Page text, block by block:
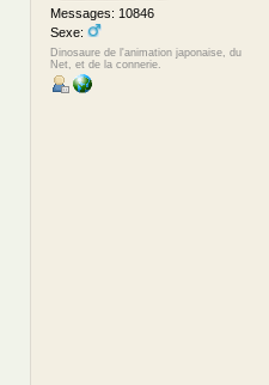
Messages: 10846
Sexe:
Dinosaure de l'animation japonaise, du
Net, et de la connerie.